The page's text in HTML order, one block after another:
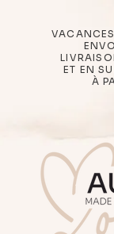
ET EN
À